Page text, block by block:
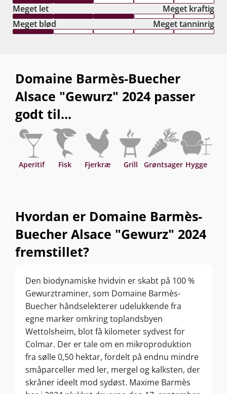
Meget let
Meget kraftig
Meget blød
Meget tanninrig
Domaine Barmès-Buecher
Alsace "Gewurz" 2024 passer
godt til...
Aperitif Fisk Fjerkræ Grill Grøntsager Hygge
Hvordan er Domaine Barmès-
Buecher Alsace "Gewurz" 2024
fremstillet?
Den biodynamiske hvidvin er skabt på 100 %
Gewurztraminer, som Domaine Barmès-
Buecher håndselekterer udelukkende fra
egne marker omkring toplandsbyen
Wettolsheim, blot få kilometer sydvest for
Colmar. Der er tale om en mikroproduktion
fra sølle 0,50 hektar, fordelt på endnu mindre
småparceller med ler, mergel og kalksten, der
skråner ideelt mod sydøst. Maxime Barmès